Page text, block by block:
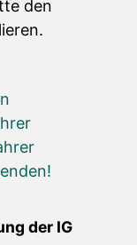
den
der IG